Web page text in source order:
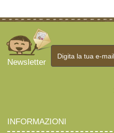
Newsletter
INFORMAZIONI